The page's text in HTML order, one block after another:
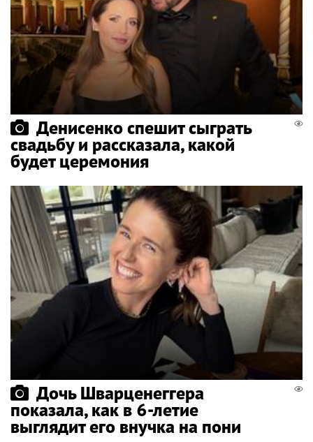
Денисенко спешит сыграть
свадьбу и рассказала, какой
будет церемония
Дочь Шварценеггера
показала, как в 6-летие
выглядит его внучка на пони